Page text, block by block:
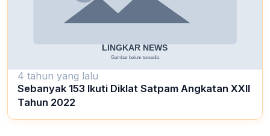
4 tahun yang lalu
Sebanyak 153 Ikuti Diklat Satpam Angkatan XXII
Tahun 2022